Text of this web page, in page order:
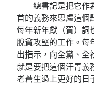
總書記是把它作
首的義務來思慮這個
每年新年獻（賀）詞
脫貧攻堅的工作。每
出指示，向全黨、全
就是要把這個汗青義
老蒼生過上更好的日